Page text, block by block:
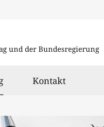
und der Bundesregierung
ausgewählt
Kontakt